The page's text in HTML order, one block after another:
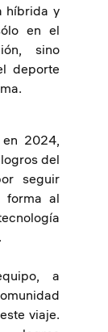
híbrida y
en el
sino
deporte
2024,
del
seguir
forma al
a
viaje.